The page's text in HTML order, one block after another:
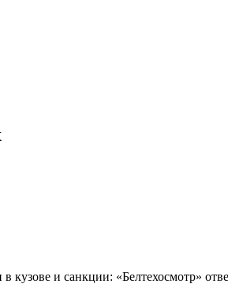
кузове и санкции: «Белтехосмотр»